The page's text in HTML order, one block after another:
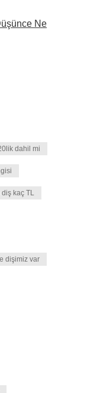
Ne
dahil mi
diş kaç TL
dişimiz var